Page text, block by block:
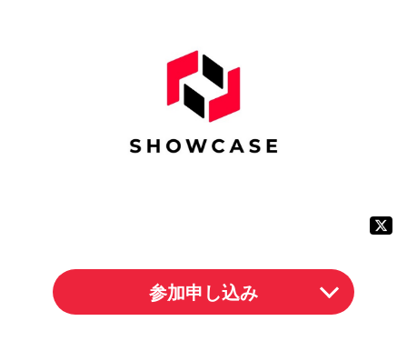
参加申し込み